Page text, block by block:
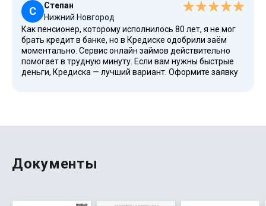
С
Степан
Нижний Новгород
Как пенсионер, которому исполнилось 80 лет, я не мог
брать кредит в банке, но в Кредиске одобрили заём
моментально. Сервис онлайн займов действительно
помогает в трудную минуту. Если вам нужны быстрые
деньги, Кредиска — лучший вариант. Оформите заявку
Документы